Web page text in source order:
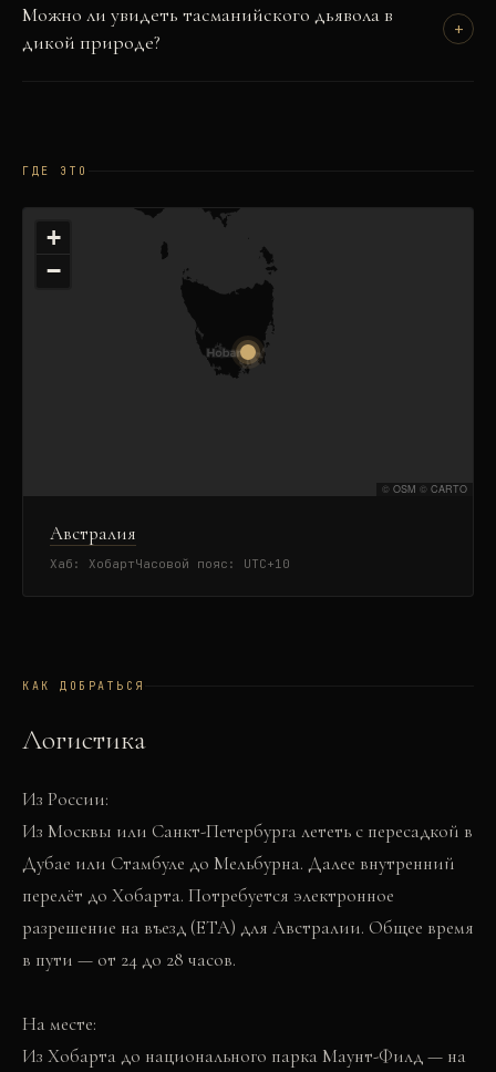
Можно ли увидеть тасманийского дьявола в
дикой природе?
+
ГДЕ ЭТО
+
−
© OSM © CARTO
Австралия
Хаб: ХобартЧасовой пояс: UTC+10
КАК ДОБРАТЬСЯ
Логистика
Из России:
Из Москвы или Санкт-Петербурга лететь с пересадкой в
Дубае или Стамбуле до Мельбурна. Далее внутренний
перелёт до Хобарта. Потребуется электронное
разрешение на въезд (ETA) для Австралии. Общее время
в пути — от 24 до 28 часов.
На месте:
Из Хобарта до национального парка Маунт-Филд — на